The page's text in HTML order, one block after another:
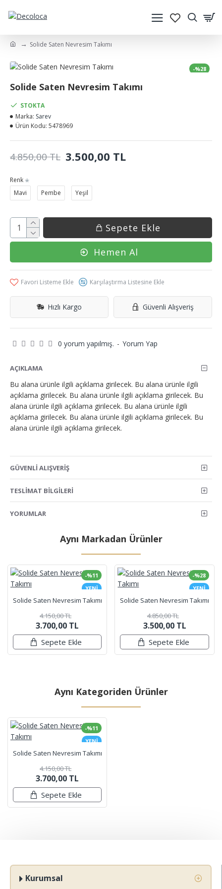
Solide Saten Nevresim Takımı
-%28
Solide Saten Nevresim Takımı
0 yorum yapılmış. - Yorum Yap
3.500,00 TL
4.850,00 TL
STOKTA
Marka: Sarev
Ürün Kodu: 5478969
Renk
Mavi
Pembe Yeşil
Sepete Ekle
Hemen Al
Favori Listeme Ekle Karşılaştırma Listesine Ekle
Hızlı Kargo Güvenli Alışveriş
AÇIKLAMA
Bu alana ürünle ilgili açıklama girilecek. Bu alana ürünle ilgili
açıklama girilecek. Bu alana ürünle ilgili açıklama girilecek. Bu
alana ürünle ilgili açıklama girilecek. Bu alana ürünle ilgili
açıklama girilecek. Bu alana ürünle ilgili açıklama girilecek. Bu
alana ürünle ilgili açıklama girilecek.
GÜVENLI ALIŞVERIŞ
TESLIMAT BILGILERI
YORUMLAR
Aynı Markadan Ürünler
YENI
-%11
Solide Saten Nevresim Takımı
3.700,00 TL
4.150,00 TL
Sepete Ekle
YENI
-%28
Solide Saten Nevresim Takımı
3.500,00 TL
4.850,00 TL
Sepete Ekle
Aynı Kategoriden Ürünler
YENI
-%11
Solide Saten Nevresim Takımı
3.700,00 TL
4.150,00 TL
Sepete Ekle
Kurumsal